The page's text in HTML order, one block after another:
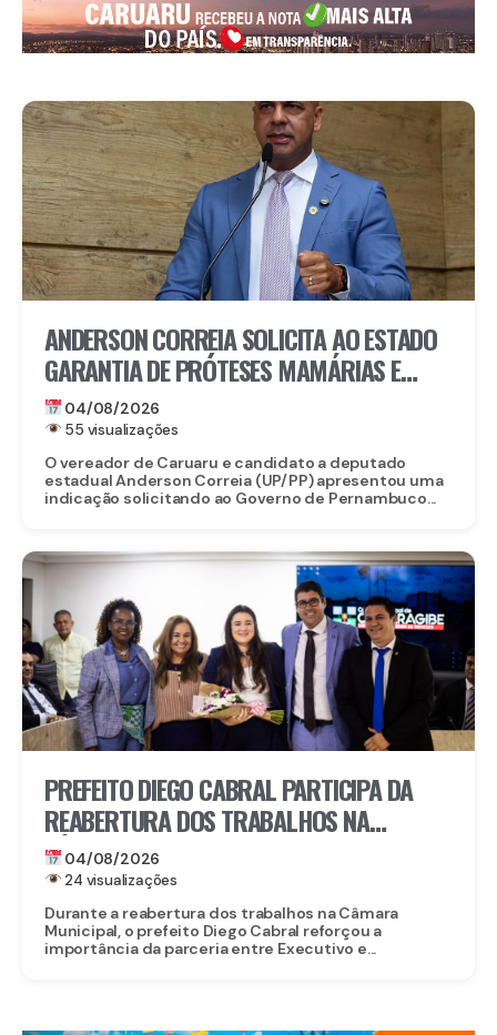
ANDERSON CORREIA SOLICITA AO ESTADO
GARANTIA DE PRÓTESES MAMÁRIAS E
RECONSTRUÇÃO PARA MULHERES QUE
VENCERAM O CÂNCER
04/08/2026
55 visualizações
O vereador de Caruaru e candidato a deputado
estadual Anderson Correia (UP/PP) apresentou uma
indicação solicitando ao Governo de Pernambuco...
PREFEITO DIEGO CABRAL PARTICIPA DA
REABERTURA DOS TRABALHOS NA
CÂMARA MUNICIPAL DE CAMARAGIBE E
DESTACA AVANÇOS DA GESTÃO
04/08/2026
24 visualizações
Durante a reabertura dos trabalhos na Câmara
Municipal, o prefeito Diego Cabral reforçou a
importância da parceria entre Executivo e...